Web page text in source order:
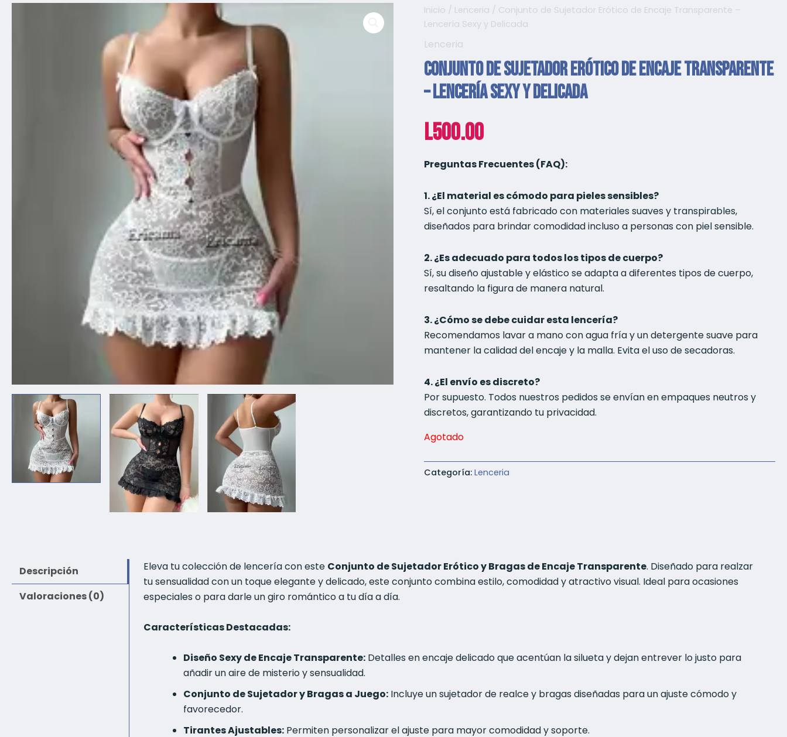
Inicio / Lenceria / Conjunto de Sujetador Erótico de Encaje Transparente –
Lencería Sexy y Delicada
Lenceria
Conjunto de Sujetador Erótico de Encaje Transparente
– Lencería Sexy y Delicada
L500.00
Preguntas Frecuentes (FAQ):
1. ¿El material es cómodo para pieles sensibles?
Sí, el conjunto está fabricado con materiales suaves y transpirables,
diseñados para brindar comodidad incluso a personas con piel sensible.
2. ¿Es adecuado para todos los tipos de cuerpo?
Sí, su diseño ajustable y elástico se adapta a diferentes tipos de cuerpo,
resaltando la figura de manera natural.
3. ¿Cómo se debe cuidar esta lencería?
Recomendamos lavar a mano con agua fría y un detergente suave para
mantener la calidad del encaje y la malla. Evita el uso de secadoras.
4. ¿El envío es discreto?
Por supuesto. Todos nuestros pedidos se envían en empaques neutros y
discretos, garantizando tu privacidad.
Agotado
Categoría:Lenceria
Descripción
Valoraciones (0)
Eleva tu colección de lencería con este Conjunto de Sujetador Erótico y Bragas de Encaje Transparente. Diseñado para realzar
tu sensualidad con un toque elegante y delicado, este conjunto combina estilo, comodidad y atractivo visual. Ideal para ocasiones
especiales o para darle un giro romántico a tu día a día.
Características Destacadas:
Diseño Sexy de Encaje Transparente: Detalles en encaje delicado que acentúan la silueta y dejan entrever lo justo para
añadir un aire de misterio y sensualidad.
Conjunto de Sujetador y Bragas a Juego: Incluye un sujetador de realce y bragas diseñadas para un ajuste cómodo y
favorecedor.
Tirantes Ajustables: Permiten personalizar el ajuste para mayor comodidad y soporte.